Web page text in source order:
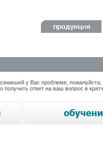
у Вас проблеме, пожалуйста,
ответ на ваш вопрос в